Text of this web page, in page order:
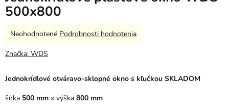
500x800
Jednokrídlové otváravo-sklopné okno s kľučkou SKLADOM
šírka 500 mm x výška 800 mm
Priemerné
produktu
z
hviezdičiek.
Neohodnotené Podrobnosti hodnotenia
Značka: WDS